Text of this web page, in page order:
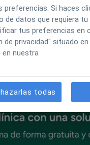
Explora Clinic
Si haces
de datos que requiera tu
tus preferencias en
privacidad" situado en
en nuestra
todas